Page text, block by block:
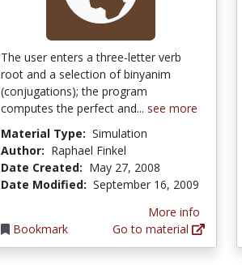
The user enters a three-letter verb
root and a selection of binyanim
(conjugations); the program
computes the perfect and... see more
Material Type: Simulation
Author: Raphael Finkel
Date Created: May 27, 2008
Date Modified: September 16, 2009
Bookmark
More info
Go to material